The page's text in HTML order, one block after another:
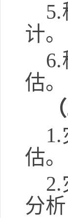
5.
计。
6.
估。
1.
估。
2.
分